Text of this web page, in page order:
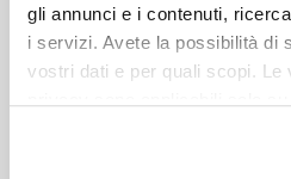
gli annunci e i contenuti,
i servizi. Avete la possibilità di
vostri dati e per quali scopi. Le
modificare o revocare il
Devi Stampare Le Foto
Farlo
Scopri i migliori siti per
in modo facile, veloce e